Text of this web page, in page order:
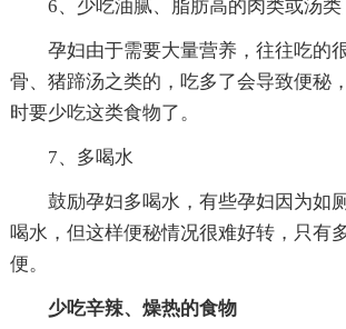
6、少吃油腻、脂肪高的肉类或汤类
孕妇由于需要大量营养，往往吃的
骨、猪蹄汤之类的，吃多了会导致便秘
时要少吃这类食物了。
7、多喝水
鼓励孕妇多喝水，有些孕妇因为如
喝水，但这样便秘情况很难好转，只有
便。
少吃辛辣、燥热的食物